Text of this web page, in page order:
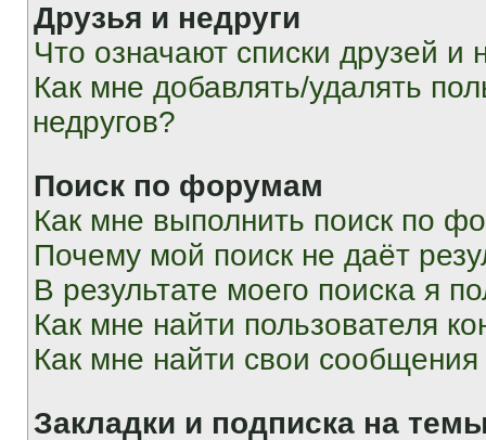
Друзья и недруги
Что означают списки друзей и
Как мне добавлять/удалять
недругов?
Поиск по форумам
Как мне выполнить поиск по
Почему мой поиск не даёт
В результате моего поиска я
Как мне найти пользователя
Как мне найти свои
Закладки и подписка на